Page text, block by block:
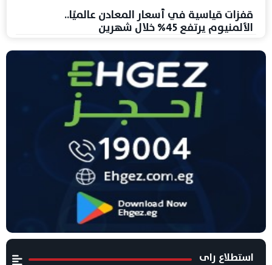
قفزات قياسية في أسعار المعادن عالميًا..
الألمنيوم يرتفع 45% خلال شهرين
استطلاع راى